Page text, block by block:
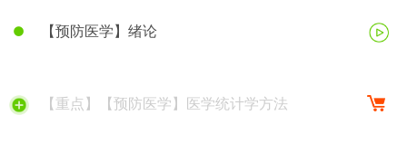
【预防医学】绪论
【重点】【预防医学】医学统计学方法